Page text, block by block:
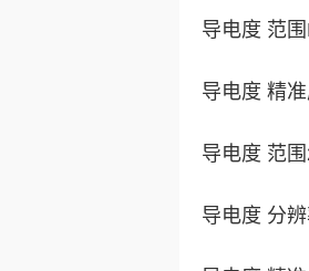
导电度 范
导电度 精
导电度 范
导电度 分